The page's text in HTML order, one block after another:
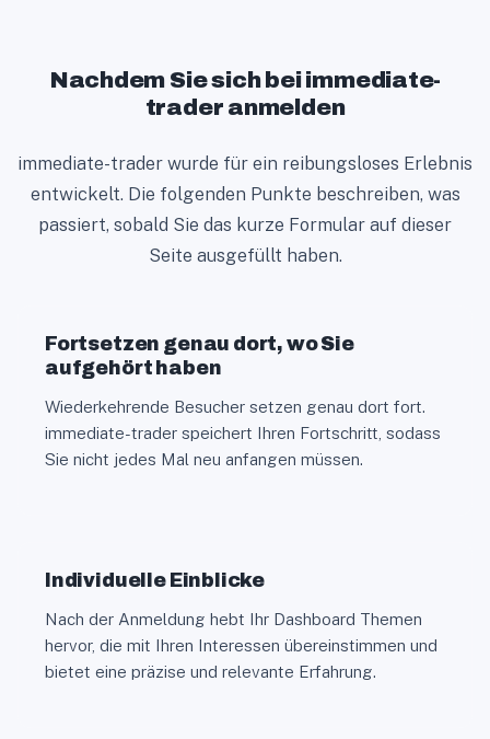
s
Nachdem Sie sich bei immediate-
trader anmelden
immediate-trader wurde für ein reibungsloses Erlebnis
entwickelt. Die folgenden Punkte beschreiben, was
passiert, sobald Sie das kurze Formular auf dieser
Seite ausgefüllt haben.
Fortsetzen genau dort, wo Sie
aufgehört haben
Wiederkehrende Besucher setzen genau dort fort.
immediate-trader speichert Ihren Fortschritt, sodass
Sie nicht jedes Mal neu anfangen müssen.
Individuelle Einblicke
Nach der Anmeldung hebt Ihr Dashboard Themen
hervor, die mit Ihren Interessen übereinstimmen und
bietet eine präzise und relevante Erfahrung.